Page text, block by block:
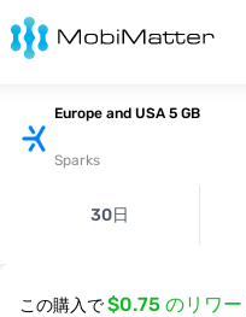
Europe and USA 5 GB
Sparks
30日
この購入で$0.75 のリワ